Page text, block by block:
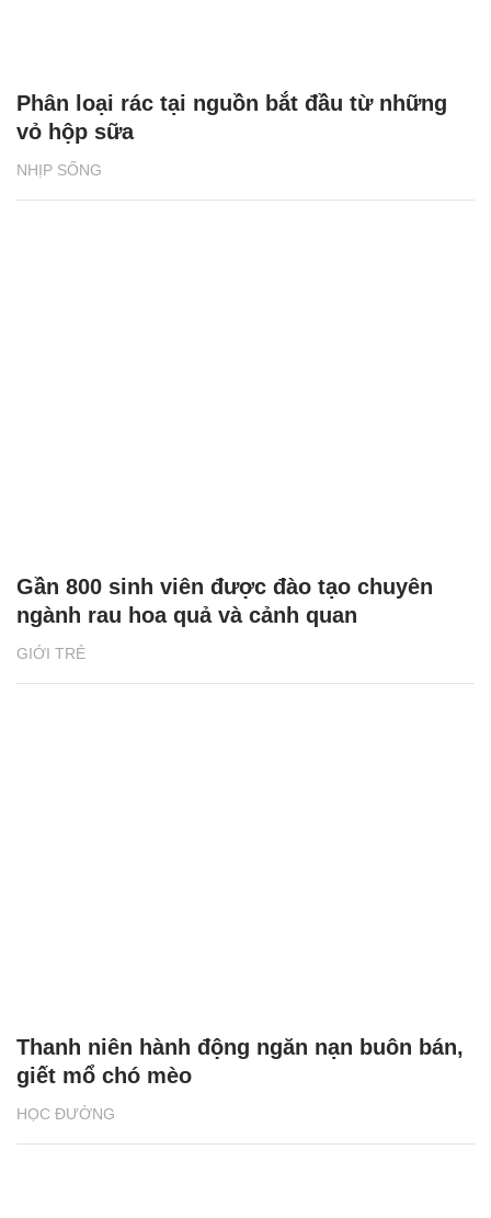
NHỊP SỐNG
Phân loại rác tại nguồn bắt đầu từ những
vỏ hộp sữa
GIỚI TRẺ
Gần 800 sinh viên được đào tạo chuyên
ngành rau hoa quả và cảnh quan
HỌC ĐƯỜNG
Thanh niên hành động ngăn nạn buôn bán,
giết mổ chó mèo